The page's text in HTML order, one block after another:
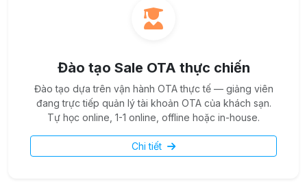
Đào tạo Sale OTA thực chiến
Đào tạo dựa trên vận hành OTA thực tế — giảng viên
đang trực tiếp quản lý tài khoản OTA của khách sạn.
Tự học online, 1-1 online, offline hoặc in-house.
Chi tiết